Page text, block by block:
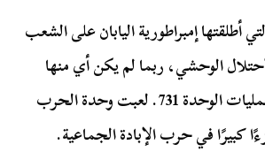
أطلقتها إمبراطورية اليابان على الشعب
الوحشي، ربما لم يكن أي منها
بغيضًا بلا مبرر مثل عمليات الوحدة 731. لعبت وحدة الحرب
كبيرًا في حرب الإبادة الجماعية.